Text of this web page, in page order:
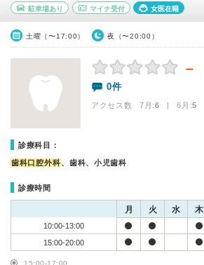
駐車場あり マイナ受付 女医在籍
土曜（〜17:00） 夜（〜20:00）
－
0件
アクセス数 7月:6 | 6月:5
診療科目：
歯科口腔外科、歯科、小児歯科
診療時間
月 火 水 木
10:00-13:00
15:00-20:00
15:00-17:00